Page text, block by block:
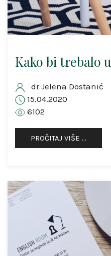
Kako bi trebalo
dr Jelena Dostanić
15.04.2020
6102
PROČITAJ VIŠE …